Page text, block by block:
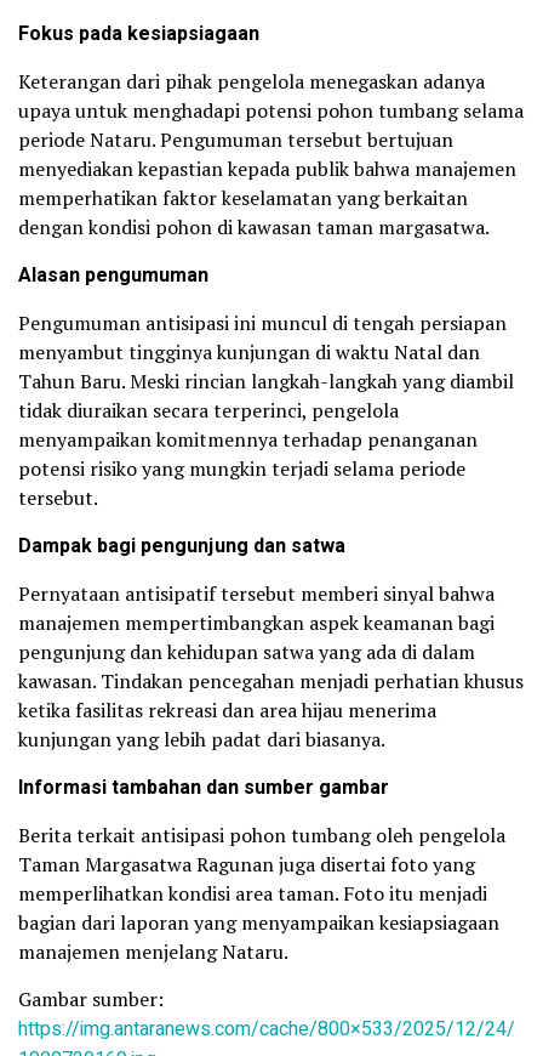
Fokus pada kesiapsiagaan
Keterangan dari pihak pengelola menegaskan adanya
upaya untuk menghadapi potensi pohon tumbang selama
periode Nataru. Pengumuman tersebut bertujuan
menyediakan kepastian kepada publik bahwa manajemen
memperhatikan faktor keselamatan yang berkaitan
dengan kondisi pohon di kawasan taman margasatwa.
Alasan pengumuman
Pengumuman antisipasi ini muncul di tengah persiapan
menyambut tingginya kunjungan di waktu Natal dan
Tahun Baru. Meski rincian langkah-langkah yang diambil
tidak diuraikan secara terperinci, pengelola
menyampaikan komitmennya terhadap penanganan
potensi risiko yang mungkin terjadi selama periode
tersebut.
Dampak bagi pengunjung dan satwa
Pernyataan antisipatif tersebut memberi sinyal bahwa
manajemen mempertimbangkan aspek keamanan bagi
pengunjung dan kehidupan satwa yang ada di dalam
kawasan. Tindakan pencegahan menjadi perhatian khusus
ketika fasilitas rekreasi dan area hijau menerima
kunjungan yang lebih padat dari biasanya.
Informasi tambahan dan sumber gambar
Berita terkait antisipasi pohon tumbang oleh pengelola
Taman Margasatwa Ragunan juga disertai foto yang
memperlihatkan kondisi area taman. Foto itu menjadi
bagian dari laporan yang menyampaikan kesiapsiagaan
manajemen menjelang Nataru.
Gambar sumber:
https://img.antaranews.com/cache/800×533/2025/12/24/